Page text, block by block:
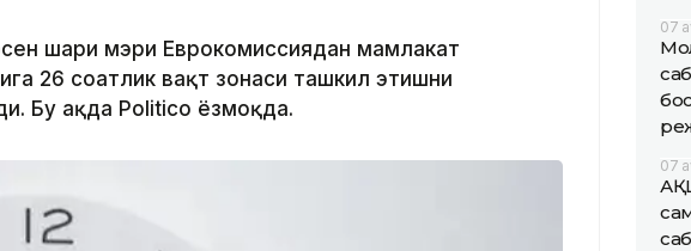
шаҳри мэри Еврокомиссиядан мамлакат
26 соатлик вақт зонаси ташкил этишни
Бу ҳақда Politico ёзмоқда.
07
07